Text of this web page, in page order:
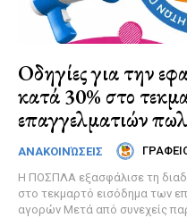
Οδηγίες για την
κατά 30% στο
επαγγελματιών
ΑΝΑΚΟΙΝΏΣΕΙΣ
Η ΠΟΣΠΛΑ εξασφάλισε τη
στο τεκμαρτό εισόδημα των
αγορών Μετά από συνεχείς παρεμβάσεις, συναντήσεις και